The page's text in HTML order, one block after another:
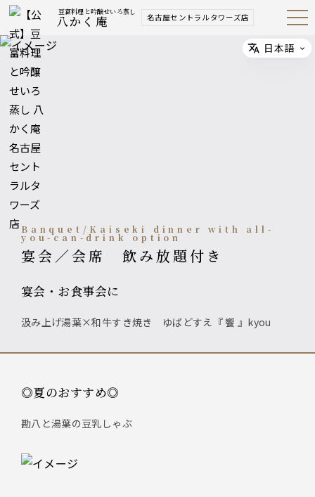
豆富料理と吟醸せいろ蒸し
八かく庵 名古屋セントラルタワーズ店 Open
Navig
Banquet/Kaiseki dinner with all-
you-can-drink option
宴会／会席 飲み放題付き
宴会・お食事会に
汲み上げ湯葉×和牛すき焼き ゆばどすえ『 饗 』kyou
◎夏のおすすめ◎
勘八と湯葉の豆乳しゃぶ
Select
日本語